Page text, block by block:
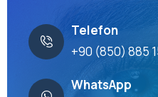
Telefon
+90 (850) 885
WhatsApp